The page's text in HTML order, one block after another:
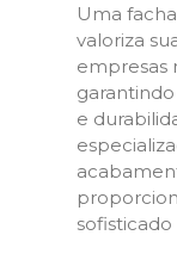
Uma
valoriza
empresas
e